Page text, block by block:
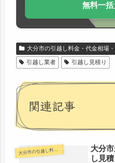
無料一括
大分市の引越し料金・代金相場
引越し業者
引越し見積り
関連記事
大分市の引越し料金・代金相場・見積り情報
大分
し見